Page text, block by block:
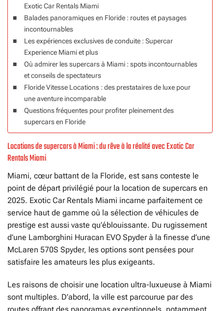
Exotic Car Rentals Miami
Balades panoramiques en Floride : routes et paysages
incontournables
Les expériences exclusives de conduite : Supercar
Experience Miami et plus
Où admirer les supercars à Miami : spots incontournables
et conseils de spectateurs
Floride Vitesse Locations : des prestataires de luxe pour
une aventure incomparable
Questions fréquentes pour profiter pleinement des
supercars en Floride
Locations de supercars à Miami : du rêve à la réalité avec Exotic Car
Rentals Miami
Miami, cœur battant de la Floride, est sans conteste le
point de départ privilégié pour la location de supercars en
2025. Exotic Car Rentals Miami incarne parfaitement ce
service haut de gamme où la sélection de véhicules de
prestige est aussi vaste qu’éblouissante. Du rugissement
d’une Lamborghini Huracan EVO Spyder à la finesse d’une
McLaren 570S Spyder, les options sont pensées pour
satisfaire les amateurs les plus exigeants.
Les raisons de choisir une location ultra-luxueuse à Miami
sont multiples. D’abord, la ville est parcourue par des